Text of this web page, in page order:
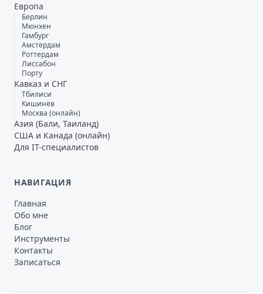
Европа
Берлин
Мюнхен
Гамбург
Амстердам
Роттердам
Лиссабон
Порту
Кавказ и СНГ
Тбилиси
Кишинёв
Москва (онлайн)
Азия (Бали, Таиланд)
США и Канада (онлайн)
Для IT-специалистов
НАВИГАЦИЯ
Главная
Обо мне
Блог
Инструменты
Контакты
Записаться